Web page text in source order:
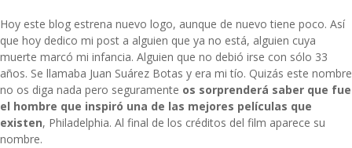
Hoy este blog estrena nuevo logo, aunque de nuevo tiene poco. Así
que hoy dedico mi post a alguien que ya no está, alguien cuya
muerte marcó mi infancia. Alguien que no debió irse con sólo 33
años. Se llamaba Juan Suárez Botas y era mi tío. Quizás este nombre
no os diga nada pero seguramente os sorprenderá saber que fue
el hombre que inspiró una de las mejores películas que
existen, Philadelphia. Al final de los créditos del film aparece su
nombre.